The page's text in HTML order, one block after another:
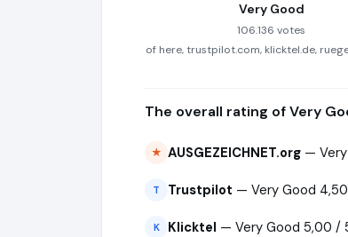
Very Good
106.136 votes
of here, trustpilot.com, klicktel.de,
The overall rating of Very
★ AUSGEZEICHNET.org —
T Trustpilot — Very Good
K Klicktel — Very Good 5,00 /